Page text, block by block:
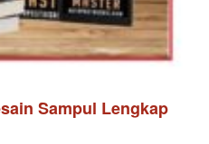
Sampul Lengkap